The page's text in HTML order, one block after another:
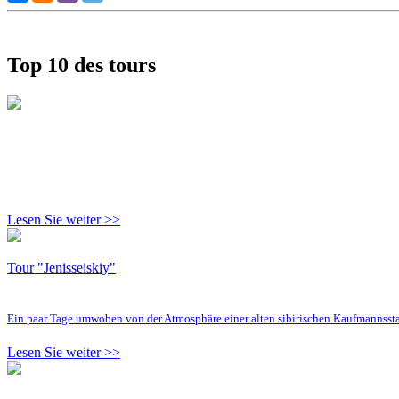
Top 10 des tours
Lesen Sie weiter >>
Tour "Jenisseiskiy"
Ein paar Tage umwoben von der Atmosphäre einer alten sibirischen
Lesen Sie weiter >>